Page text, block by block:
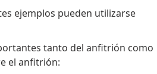
ejemplos pueden utilizarse
tanto del anfitrión como
el anfitrión: